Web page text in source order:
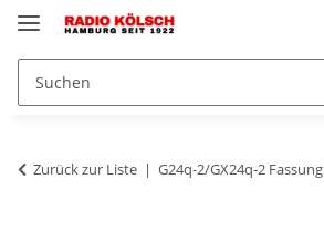
Zurück zur Liste G24q-2/GX24q-2 Fassung